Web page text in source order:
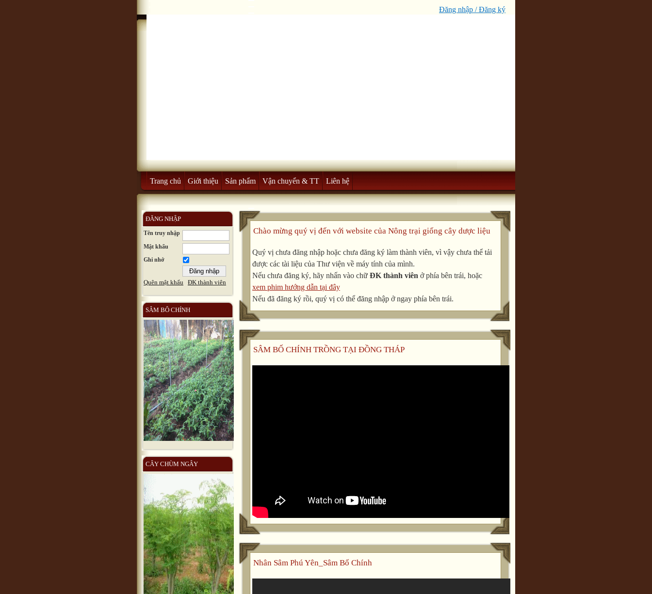
Đăng nhập / Đăng ký
Trang chủ Giới thiệu Sản phẩm Vận chuyển & TT Liên hệ
ĐĂNG NHẬP
Tên truy nhập
Mật khẩu
Ghi nhớ
Quên mật khẩu ĐK thành viên
SÂM BÔ CHÍNH
CÂY CHÙM NGÂY
Chào mừng quý vị đến với website của Nông trại giống cây dược liệu
Quý vị chưa đăng nhập hoặc chưa đăng ký làm thành viên, vì vậy chưa thể tải
được các tài liệu của Thư viện về máy tính của mình.
Nếu chưa đăng ký, hãy nhấn vào chữ ĐK thành viên ở phía bên trái, hoặc
xem phim hướng dẫn tại đây
Nếu đã đăng ký rồi, quý vị có thể đăng nhập ở ngay phía bên trái.
SÂM BỐ CHÍNH TRỒNG TẠI ĐỒNG THÁP
Nhân Sâm Phú Yên_Sâm Bố Chính